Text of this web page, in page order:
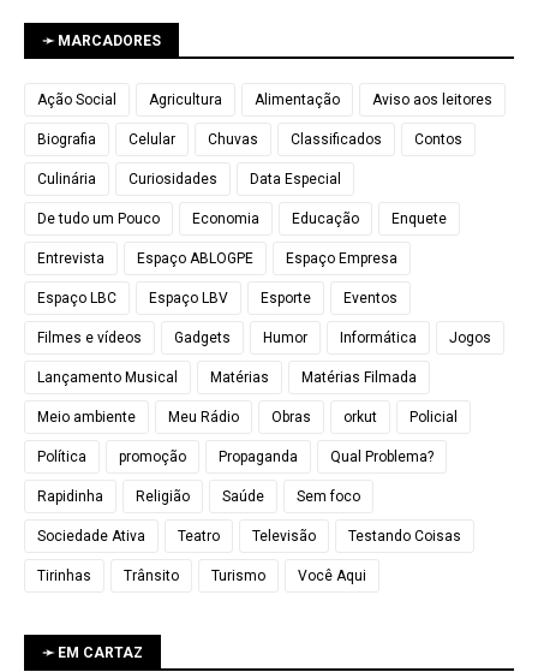
➛ MARCADORES
Ação Social Agricultura Alimentação Aviso aos leitores
Biografia Celular Chuvas Classificados Contos
Culinária Curiosidades Data Especial
De tudo um Pouco Economia Educação Enquete
Entrevista Espaço ABLOGPE Espaço Empresa
Espaço LBC Espaço LBV Esporte Eventos
Filmes e vídeos Gadgets Humor Informática Jogos
Lançamento Musical Matérias Matérias Filmada
Meio ambiente Meu Rádio Obras orkut Policial
Política promoção Propaganda Qual Problema?
Rapidinha Religião Saúde Sem foco
Sociedade Ativa Teatro Televisão Testando Coisas
Tirinhas Trânsito Turismo Você Aqui
➛ EM CARTAZ